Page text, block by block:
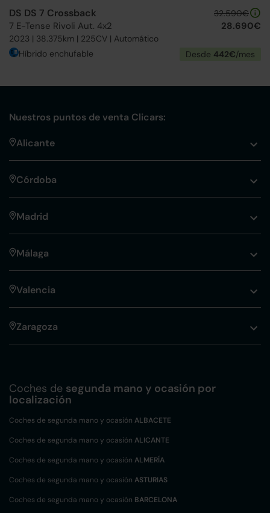
DS DS 7 Crossback
7 E-Tense Rivoli Aut. 4x2
2023 | 38.375km | 225CV | Automático
32.590€
28.690€
Híbrido enchufable Desde 442€/mes
Nuestros puntos de venta Clicars:
Alicante
Córdoba
Madrid
Málaga
Valencia
Zaragoza
Coches de segunda mano y ocasión por
localización
Coches de segunda mano y ocasión ALBACETE
Coches de segunda mano y ocasión ALICANTE
Coches de segunda mano y ocasión ALMERÍA
Coches de segunda mano y ocasión ASTURIAS
Coches de segunda mano y ocasión BARCELONA